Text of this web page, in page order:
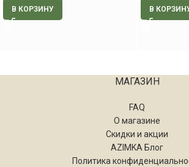
В КОРЗИНУ В
МАГАЗИН
FAQ
О магазине
Скидки и акции
AZIMKA Блог
Политика